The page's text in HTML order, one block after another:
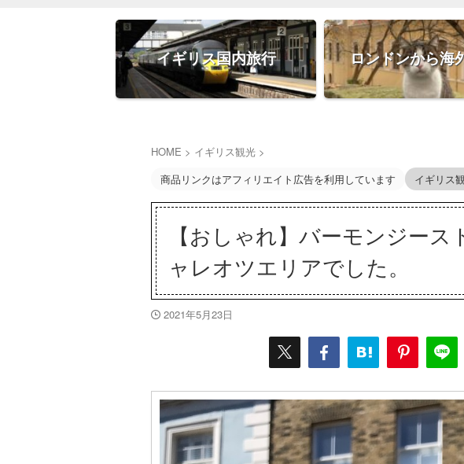
イギリス国内旅行 ロンドンから海
HOME > イギリス観光 >
商品リンクはアフィリエイト広告を利用しています
イギリス
【おしゃれ】バーモンジー
ャレオツエリアでした。
2021年5月23日